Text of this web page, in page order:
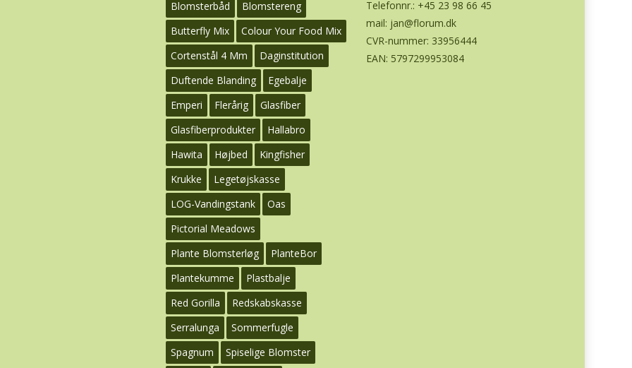
Blomsterbåd
Blomstereng
Butterfly Mix
Colour Your Food Mix
Cortenstål 4 Mm
Daginstitution
Duftende Blanding
Egebalje
Emperi
Flerårig
Glasfiber
Glasfiberprodukter
Hallabro
Hawita
Højbed
Kingfisher
Krukke
Legetøjskasse
LOG-Vandingstank
Oas
Pictorial Meadows
Plante Blomsterløg
PlanteBor
Plantekumme
Plastbalje
Red Gorilla
Redskabskasse
Serralunga
Sommerfugle
Spagnum
Spiselige Blomster
Telefonnr.: +45 23 98 66 45
mail: jan@florum.dk
CVR-nummer: 33956444
EAN: 5797299953084